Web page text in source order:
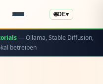
🌐DE▾
— Ollama, Stable Diffusion,
betreiben